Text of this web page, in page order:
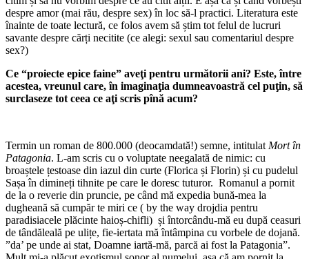
despre amor (mai rău, despre sex) în loc să-l practici. Literatura este
înainte de toate lectură, ce folos avem să știm tot felul de lucruri
savante despre cărți necitite (ce alegi: sexul sau comentariul despre
sex?)
Ce “proiecte epice faine” aveţi pentru următorii ani? Este, între
acestea, vreunul care, în imaginaţia dumneavoastră cel puţin, să
surclaseze tot ceea ce aţi scris pînă acum?
Termin un roman de 800.000 (deocamdată!) semne, intitulat Mort în
Patagonia. L-am scris cu o voluptate neegalată de nimic: cu
broaștele țestoase din iazul din curte (Florica și Florin) și cu pudelul
Sașa în dimineți tihnite pe care le doresc tuturor. Romanul a pornit
de la o reverie din pruncie, pe când mă expedia bună-mea la
dugheană să cumpăr te miri ce ( by the way drojdia pentru
paradisiacele plăcinte haioș-chifli) și întorcându-mă eu după ceasuri
de tândăleală pe ulițe, fie-iertata mă întâmpina cu vorbele de dojană.
”da’ pe unde ai stat, Doamne iartă-mă, parcă ai fost la Patagonia”.